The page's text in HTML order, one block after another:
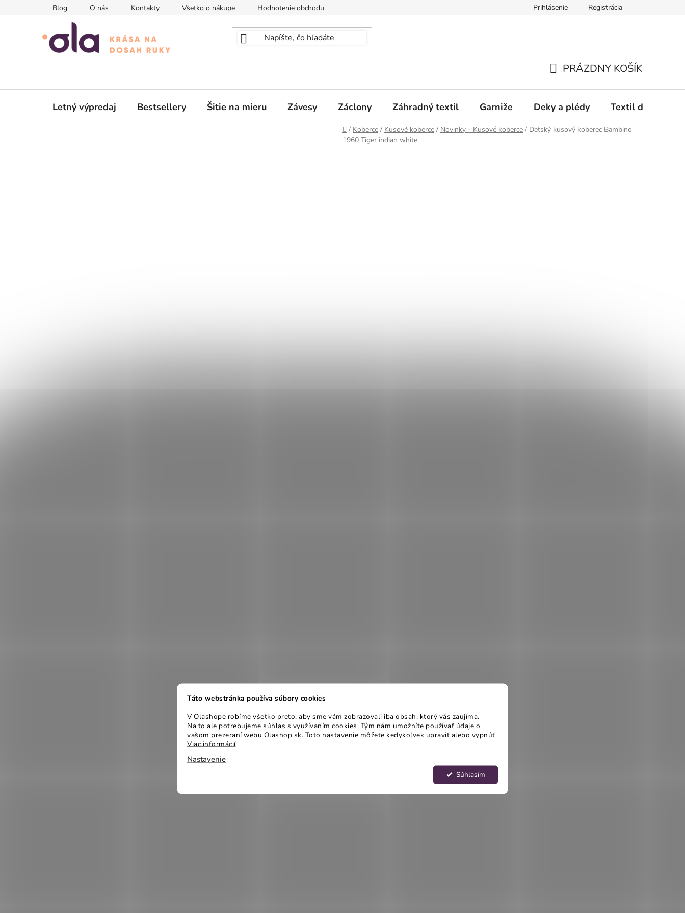
Táto webstránka používa súbory cookies
V Olashope robíme všetko preto, aby sme vám zobrazovali iba obsah, ktorý vás zaujíma.
Na to ale potrebujeme súhlas s využívaním cookies. Tým nám umožníte používať údaje o
vašom prezeraní webu Olashop.sk. Toto nastavenie môžete kedykoľvek upraviť alebo vypnúť.
Viac informácií
Nastavenie
Súhlasím
Blog O nás Kontakty Všetko o nákupe Hodnotenie obchodu Prihlásenie Registrácia
KOŠÍK
PRÁZDNY KOŠÍK
Letný výpredaj Bestsellery Šitie na mieru Závesy Záclony Záhradný textil Garniže Deky a plédy Textil do spálne
Domov
/ Koberce / Kusové koberce / Novinky - Kusové koberce / Detský kusový koberec Bambino
1960 Tiger indian white